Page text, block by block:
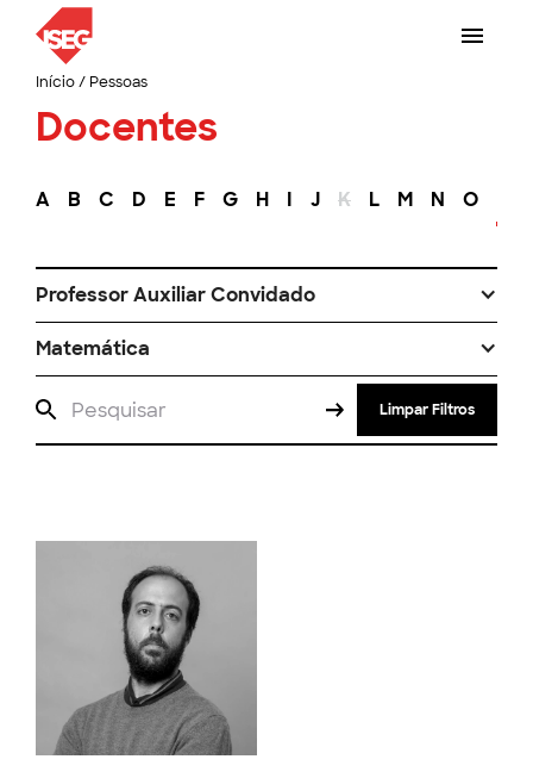
Início/ Pessoas
Docentes
A B C D E F G H I J K L M N O
Professor Auxiliar Convidado
Matemática
Limpar Filtros